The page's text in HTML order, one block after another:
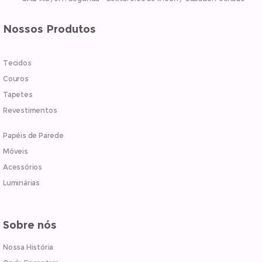
Nossos Produtos
Tecidos
Couros
Tapetes
Revestimentos
Papéis de Parede
Móveis
Acessórios
Luminárias
Sobre nós
Nossa História